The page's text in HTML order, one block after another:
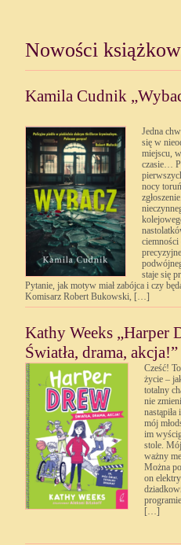
Nowości
Kamila Cudnik
Jedna
się w
miejscu,
czasie…
nocy
ciemności
staje się
Pytanie, jak motyw miał zabójca i czy
Komisarz Robert Bukowski, […]
Kathy Weeks „Harper
Światła, drama, akcja!”
Cześć!
życie –
totalny
nie
mój
im
stole.
ważny
Można
on
[…]